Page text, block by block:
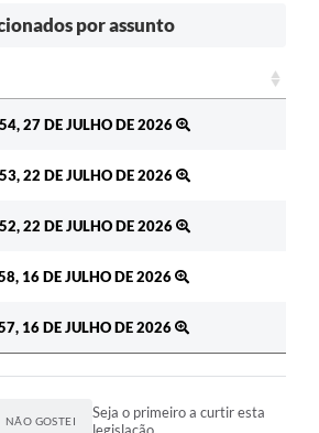
por assunto
27 DE JULHO DE 2026
22 DE JULHO DE 2026
22 DE JULHO DE 2026
16 DE JULHO DE 2026
16 DE JULHO DE 2026
NÃO GOSTEI
Seja o primeiro a curtir esta